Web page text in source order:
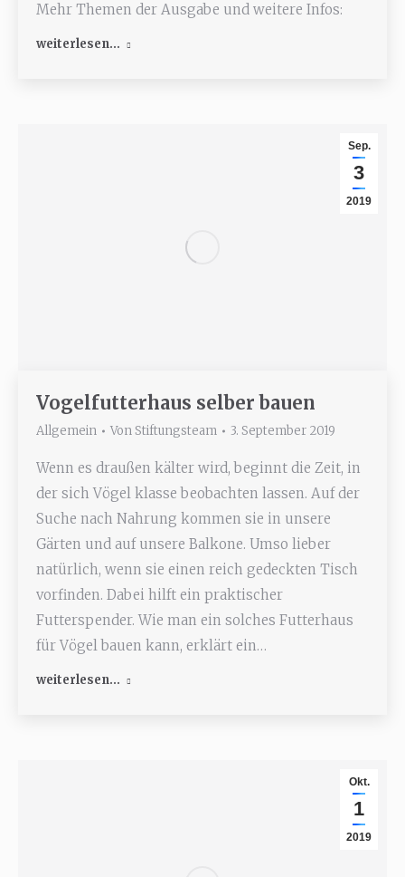
Mehr Themen der Ausgabe und weitere Infos:
weiterlesen...
Sep.
3
2019
Vogelfutterhaus selber bauen
Allgemein Von Stiftungsteam 3. September 2019
Wenn es draußen kälter wird, beginnt die Zeit, in
der sich Vögel klasse beobachten lassen. Auf der
Suche nach Nahrung kommen sie in unsere
Gärten und auf unsere Balkone. Umso lieber
natürlich, wenn sie einen reich gedeckten Tisch
vorfinden. Dabei hilft ein praktischer
Futterspender. Wie man ein solches Futterhaus
für Vögel bauen kann, erklärt ein…
weiterlesen...
Okt.
1
2019